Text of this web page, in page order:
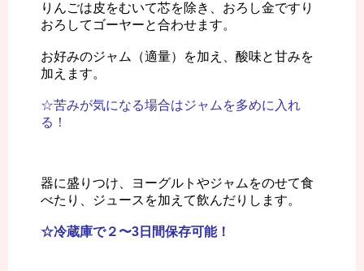
りんごは皮をむいて芯を除き、おろし金ですり
おろしてゴーヤーと合わせます。
お好みのジャム（適量）を加え、酸味と甘みを
加えます。
☆苦みが気になる場合はジャムを多めに入れ
る！
器に盛りつけ、ヨーグルトやジャムをのせて食
べたり、ジュースを加えて飲んだりします。
☆冷蔵庫で２〜3日間保存可能！